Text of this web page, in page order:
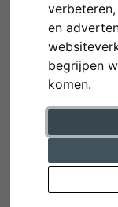
en
begrijpen
komen.
Terug